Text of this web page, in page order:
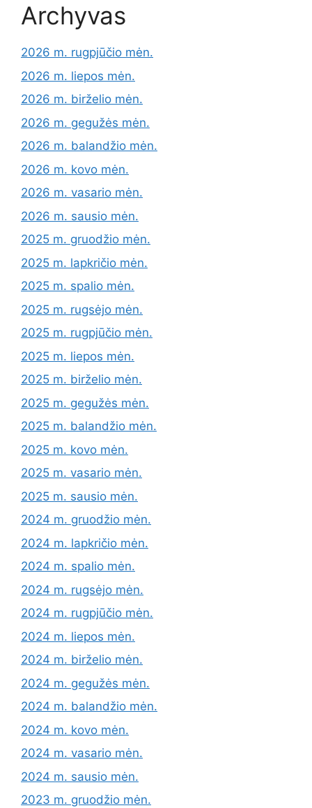
Archyvas
2026 m. rugpjūčio mėn.
2026 m. liepos mėn.
2026 m. birželio mėn.
2026 m. gegužės mėn.
2026 m. balandžio mėn.
2026 m. kovo mėn.
2026 m. vasario mėn.
2026 m. sausio mėn.
2025 m. gruodžio mėn.
2025 m. lapkričio mėn.
2025 m. spalio mėn.
2025 m. rugsėjo mėn.
2025 m. rugpjūčio mėn.
2025 m. liepos mėn.
2025 m. birželio mėn.
2025 m. gegužės mėn.
2025 m. balandžio mėn.
2025 m. kovo mėn.
2025 m. vasario mėn.
2025 m. sausio mėn.
2024 m. gruodžio mėn.
2024 m. lapkričio mėn.
2024 m. spalio mėn.
2024 m. rugsėjo mėn.
2024 m. rugpjūčio mėn.
2024 m. liepos mėn.
2024 m. birželio mėn.
2024 m. gegužės mėn.
2024 m. balandžio mėn.
2024 m. kovo mėn.
2024 m. vasario mėn.
2024 m. sausio mėn.
2023 m. gruodžio mėn.